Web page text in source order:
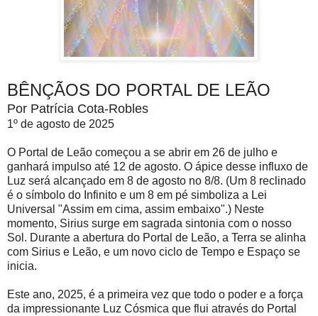
BÊNÇÃOS DO PORTAL DE LEÃO
Por Patrícia Cota-Robles
1º de agosto de 2025
O Portal de Leão começou a se abrir em 26 de julho e
ganhará impulso até 12 de agosto. O ápice desse influxo de
Luz será alcançado em 8 de agosto no 8/8. (Um 8 reclinado
é o símbolo do Infinito e um 8 em pé simboliza a Lei
Universal "Assim em cima, assim embaixo".) Neste
momento, Sirius surge em sagrada sintonia com o nosso
Sol. Durante a abertura do Portal de Leão, a Terra se alinha
com Sirius e Leão, e um novo ciclo de Tempo e Espaço se
inicia.
Este ano, 2025, é a primeira vez que todo o poder e a força
da impressionante Luz Cósmica que flui através do Portal